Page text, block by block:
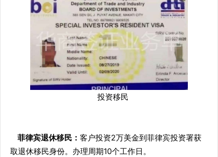
投资移民
菲律宾退休移民： 客户投资2万美金到菲律宾投资署获
取退休移民身份。办理周期10个工作日。